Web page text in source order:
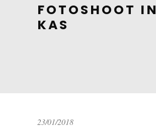
FOTOSHOOT IN
KAS
23/01/2018